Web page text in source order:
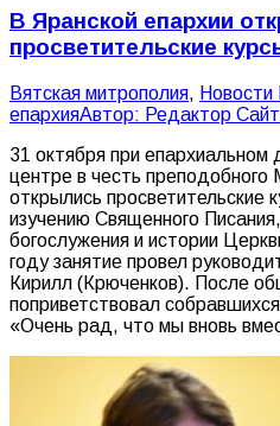
В Яранской епархии
просветительские
Вятская митрополия, Новости
епархияАвтор: Редактор
31 октября при епархиальном
центре в честь преподобного
открылись просветительские
изучению Священного
богослужения и истории
году занятие провел
Кирилл (Крюченков). После
поприветствовал
«Очень рад, что мы вновь